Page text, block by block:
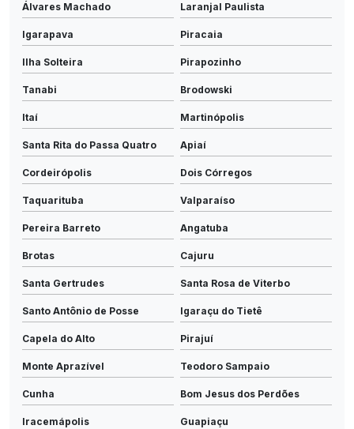
Álvares Machado Laranjal Paulista
Igarapava Piracaia
Ilha Solteira Pirapozinho
Tanabi Brodowski
Itaí Martinópolis
Santa Rita do Passa Quatro Apiaí
Cordeirópolis Dois Córregos
Taquarituba Valparaíso
Pereira Barreto Angatuba
Brotas Cajuru
Santa Gertrudes Santa Rosa de Viterbo
Santo Antônio de Posse Igaraçu do Tietê
Capela do Alto Pirajuí
Monte Aprazível Teodoro Sampaio
Cunha Bom Jesus dos Perdões
Iracemápolis Guapiaçu